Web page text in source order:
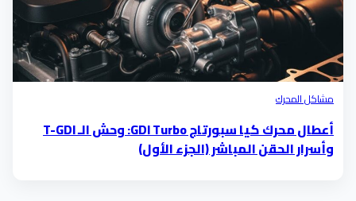
مشاكل المحرك
أعطال محرك كيا سبورتاج GDI Turbo: وحش الـ T-GDI
وأسرار الحقن المباشر (الجزء الأول)